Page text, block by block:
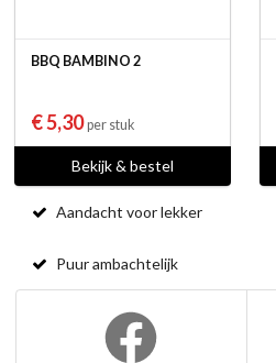
BBQ BAMBINO 2
€ 5,30per stuk
Bekijk & bestel
Aandacht voor lekker
Puur ambachtelijk